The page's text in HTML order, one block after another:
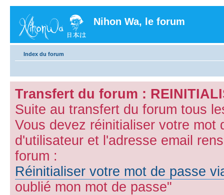
Nihon Wa, le forum
Index du forum
Transfert du forum :
Suite au transfert du forum tous
Vous devez réinitialiser votre mot
d'utilisateur et l'adresse email
forum :
Réinitialiser votre mot de passe
oublié mon mot de passe"